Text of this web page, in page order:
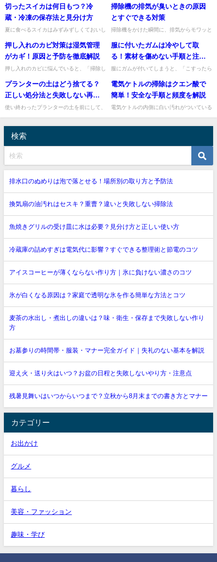
迷いますよね。鏡は見た目がきれいでも、
ガラス製でケガにつながるおそ...
ときに気になるのが「ドライヤーで傘の撥
水は復活するの？」という疑...
切ったスイカは何日もつ？冷
蔵・冷凍の保存法と見分け方
夏に食べるスイカはみずみずしくておいし
らい日持ちするの？」と迷いますよね。私
も食べ切れない分の保存方法...
掃除機の排気が臭いときの原因
とすぐできる対策
掃除機をかけた瞬間に、排気からモワッと
かく部屋をきれいにしているのに、逆に空
気が不快になると困ってしま...
押し入れのカビ対策は湿気管理
がカギ！原因と予防を徹底解説
押し入れのカビに悩んでいると、「掃除し
い」と困ってしまいますよね。私も、押し
入れは見えにくいぶん後回し...
服に付いたガムは冷やして取
る！素材を傷めない手順と注意
点
服にガムが付いてしまうと、「こすったら
夫？」と焦ってしまいますよね。そんなと
きは、まずガムをしっかり冷やし...
プランターの土はどう捨てる？
正しい処分法と失敗しない再利
用術
使い終わったプランターの土を前にして、
私も園芸を始めたころは、土...
電気ケトルの掃除はクエン酸で
簡単！安全な手順と頻度を解説
電気ケトルの内側に白い汚れがついている
検索
排水口のぬめりは泡で落とせる！場所別の取り方と予防法
換気扇の油汚れはセスキ？重曹？違いと失敗しない掃除法
魚焼きグリルの受け皿に水は必要？見分け方と正しい使い方
冷蔵庫の詰めすぎは電気代に影響？すぐできる整理術と節電のコツ
アイスコーヒーが薄くならない作り方｜氷に負けない濃さのコツ
氷が白くなる原因は？家庭で透明な氷を作る簡単な方法とコツ
麦茶の水出し・煮出しの違いは？味・衛生・保存まで失敗しない作り
方
お墓参りの時間帯・服装・マナー完全ガイド｜失礼のない基本を解説
迎え火・送り火はいつ？お盆の日程と失敗しないやり方・注意点
残暑見舞いはいつからいつまで？立秋から8月末までの書き方とマナー
カテゴリー
お出かけ
グルメ
暮らし
美容・ファッション
趣味・学び